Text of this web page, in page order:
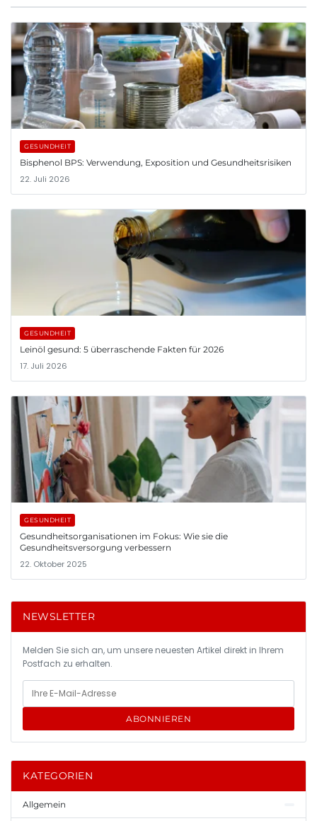
GESUNDHEIT
Bisphenol BPS: Verwendung, Exposition und Gesundheitsrisiken
22. Juli 2026
GESUNDHEIT
Leinöl gesund: 5 überraschende Fakten für 2026
17. Juli 2026
GESUNDHEIT
Gesundheitsorganisationen im Fokus: Wie sie die
Gesundheitsversorgung verbessern
22. Oktober 2025
NEWSLETTER
Melden Sie sich an, um unsere neuesten Artikel direkt in Ihrem
Postfach zu erhalten.
ABONNIEREN
KATEGORIEN
Allgemein